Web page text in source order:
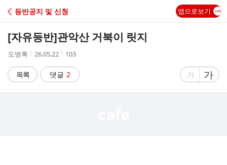
C
A
등반공지 및 신청 앱으로보기
[자유등반]관악산 거북이 릿지
작
자
도병록
작
시
간
26.05.22
조
수
103
목록 댓글 2
글
가
글
자
가